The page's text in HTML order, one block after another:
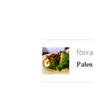
förra